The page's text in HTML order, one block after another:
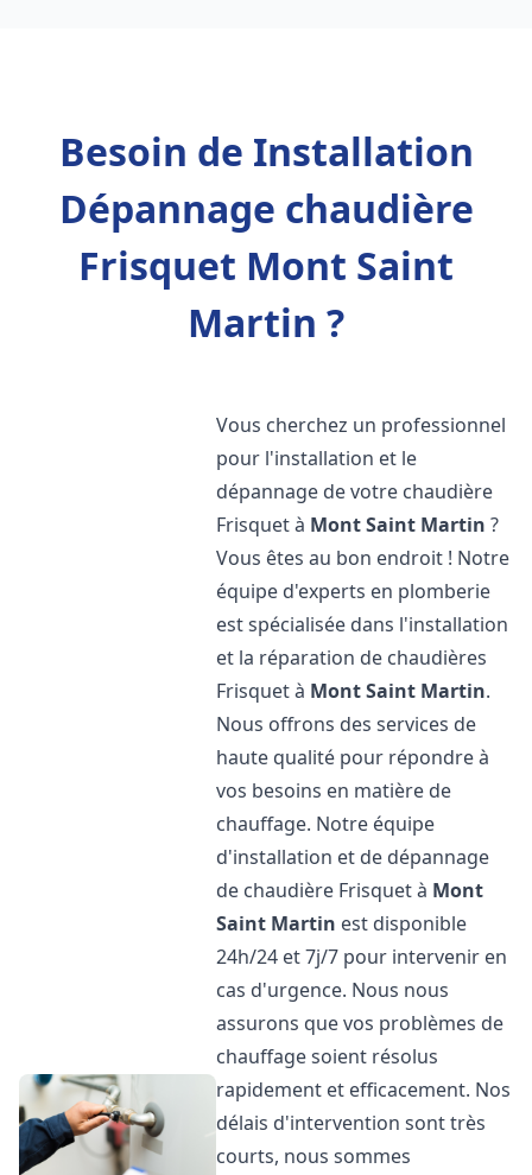
Besoin de Installation
Dépannage chaudière
Frisquet Mont Saint
Martin ?
Vous cherchez un professionnel
pour l'installation et le
dépannage de votre chaudière
Frisquet à Mont Saint Martin ?
Vous êtes au bon endroit ! Notre
équipe d'experts en plomberie
est spécialisée dans l'installation
et la réparation de chaudières
Frisquet à Mont Saint Martin.
Nous offrons des services de
haute qualité pour répondre à
vos besoins en matière de
chauffage. Notre équipe
d'installation et de dépannage
de chaudière Frisquet à Mont
Saint Martin est disponible
24h/24 et 7j/7 pour intervenir en
cas d'urgence. Nous nous
assurons que vos problèmes de
chauffage soient résolus
rapidement et efficacement. Nos
délais d'intervention sont très
courts, nous sommes